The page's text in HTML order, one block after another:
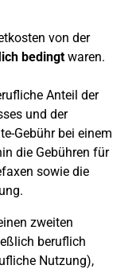
von der
bedingtwaren.
Anteil der
und der
Gebühr bei einem
die Gebühren für
sowie die
zweiten
beruflich
Nutzung),